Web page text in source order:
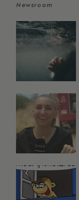
Newsroom